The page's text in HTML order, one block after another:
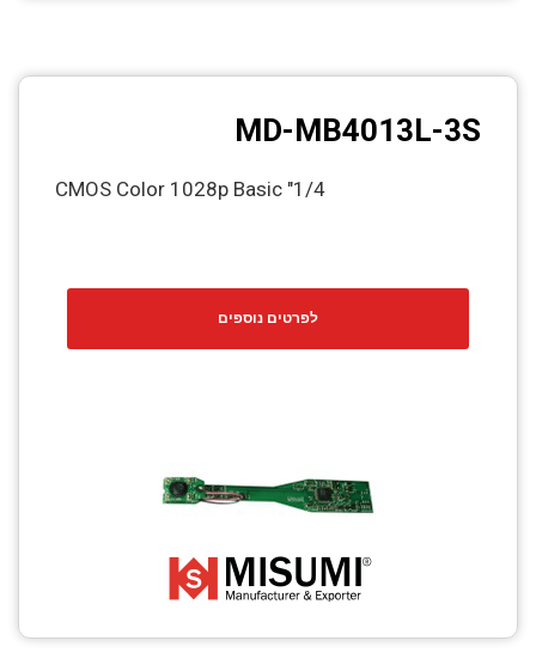
MD-MB4013L-3S
1/4" CMOS Color 1028p Basic
לפרטים נוספים